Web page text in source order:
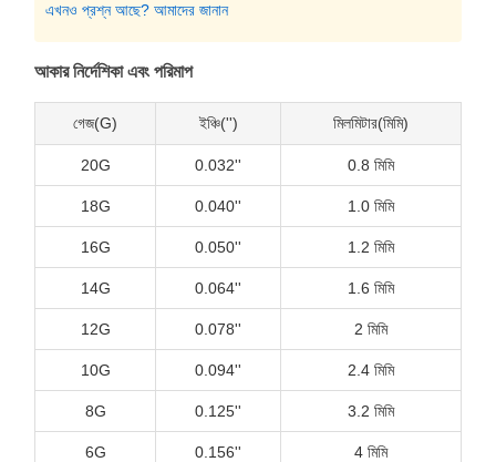
এখনও প্রশ্ন আছে? আমাদের জানান
আকার নির্দেশিকা এবং পরিমাপ
গেজ(G) ইঞ্চি('') মিলমিটার(মিমি)
20G 0.032'' 0.8 মিমি
18G 0.040'' 1.0 মিমি
16G 0.050'' 1.2 মিমি
14G 0.064'' 1.6 মিমি
12G 0.078'' 2 মিমি
10G 0.094'' 2.4 মিমি
8G 0.125'' 3.2 মিমি
6G 0.156'' 4 মিমি